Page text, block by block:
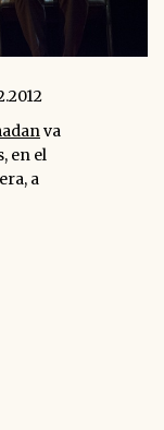
va
en el
a